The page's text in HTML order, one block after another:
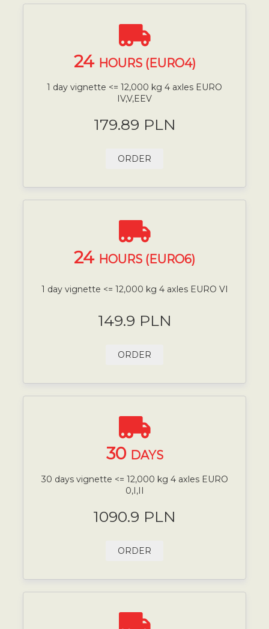
24 HOURS (EURO4)
1 day vignette <= 12,000 kg 4 axles EURO
IV,V,EEV
179.89 PLN
ORDER
24 HOURS (EURO6)
1 day vignette <= 12,000 kg 4 axles EURO VI
149.9 PLN
ORDER
30 DAYS
30 days vignette <= 12,000 kg 4 axles EURO
0,I,II
1090.9 PLN
ORDER